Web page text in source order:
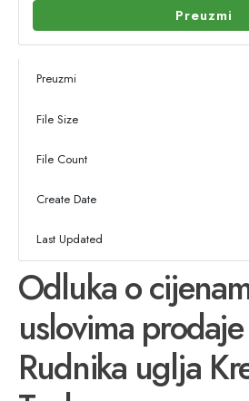
Preuzmi
Preuzmi
File Size
File Count
Create Date
Last Updated
Odluka o
uslovima
Rudnika uglja